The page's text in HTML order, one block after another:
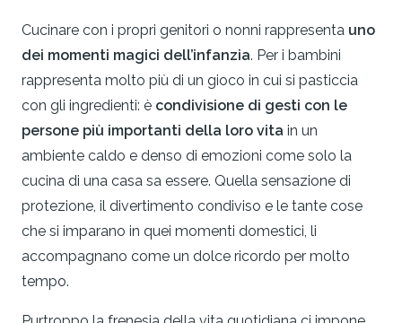
Cucinare con i propri genitori o nonni rappresenta uno
dei momenti magici dell’infanzia. Per i bambini
rappresenta molto più di un gioco in cui si pasticcia
con gli ingredienti: è condivisione di gesti con le
persone più importanti della loro vita in un
ambiente caldo e denso di emozioni come solo la
cucina di una casa sa essere. Quella sensazione di
protezione, il divertimento condiviso e le tante cose
che si imparano in quei momenti domestici, li
accompagnano come un dolce ricordo per molto
tempo.